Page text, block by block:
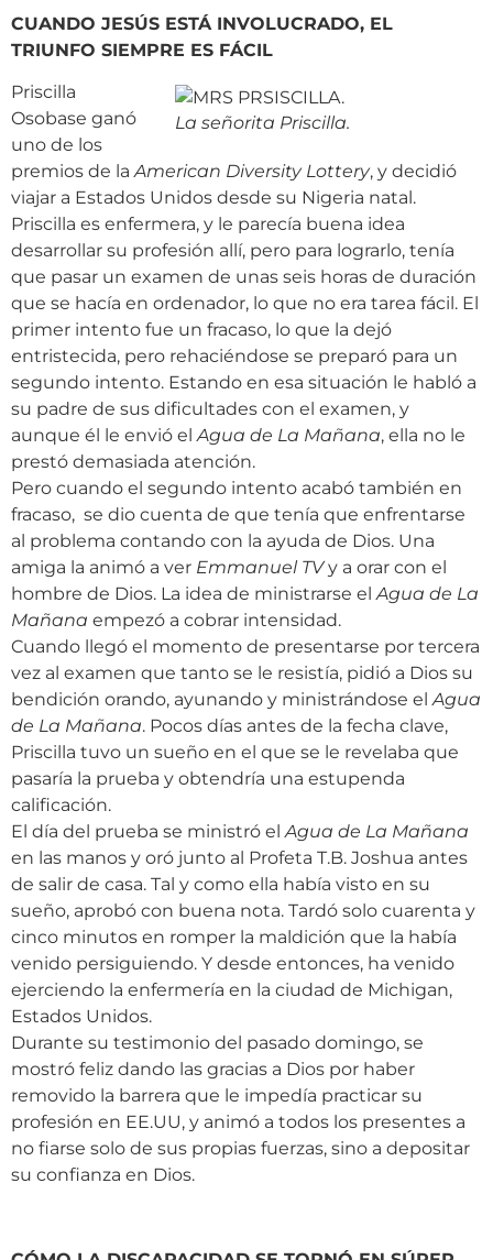
CUANDO JESÚS ESTÁ INVOLUCRADO, EL
TRIUNFO SIEMPRE ES FÁCIL
La señorita Priscilla.
Priscilla
Osobase ganó
uno de los
premios de laAmerican Diversity Lottery, y decidió
viajar a Estados Unidos desde su Nigeria natal.
Priscilla es enfermera, y le parecía buena idea
desarrollar su profesión allí, pero para lograrlo, tenía
que pasar un examen de unas seis horas de duración
que se hacía en ordenador, lo que no era tarea fácil. El
primer intento fue un fracaso, lo que la dejó
entristecida, pero rehaciéndose se preparó para un
segundo intento. Estando en esa situación le habló a
su padre de sus dificultades con el examen, y
aunque él le envió elAgua de La Mañana, ella no le
prestó demasiada atención.
Pero cuando el segundo intento acabó también en
fracaso, se dio cuenta de que tenía que enfrentarse
al problema contando con la ayuda de Dios. Una
amiga la animó a ver Emmanuel TVy a orar con el
hombre de Dios. La idea de ministrarse elAgua de La
Mañana empezó a cobrar intensidad.
Cuando llegó el momento de presentarse por tercera
vez al examen que tanto se le resistía, pidió a Dios su
bendición orando, ayunando y ministrándose elAgua
de La Mañana. Pocos días antes de la fecha clave,
Priscilla tuvo un sueño en el que se le revelaba que
pasaría la prueba y obtendría una estupenda
calificación.
El día del prueba se ministró elAgua de La Mañana
en las manos y oró junto al Profeta T.B. Joshua antes
de salir de casa. Tal y como ella había visto en su
sueño, aprobó con buena nota. Tardó solo cuarenta y
cinco minutos en romper la maldición que la había
venido persiguiendo. Y desde entonces, ha venido
ejerciendo la enfermería en la ciudad de Michigan,
Estados Unidos.
Durante su testimonio del pasado domingo, se
mostró feliz dando las gracias a Dios por haber
removido la barrera que le impedía practicar su
profesión en EE.UU, y animó a todos los presentes a
no fiarse solo de sus propias fuerzas, sino a depositar
su confianza en Dios.